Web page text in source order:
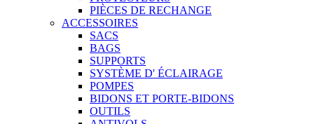
PIÈCES DE RECHANGE
ACCESSOIRES
SACS
BAGS
SUPPORTS
SYSTÈME D' ÉCLAIRAGE
POMPES
BIDONS ET PORTE-BIDONS
OUTILS